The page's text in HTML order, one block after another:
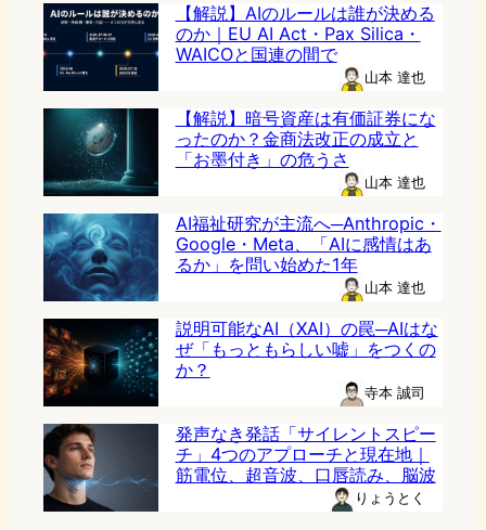
【解説】AIのルールは誰が決める
のか｜EU AI Act・Pax Silica・
WAICOと国連の間で
山本 達也
【解説】暗号資産は有価証券にな
ったのか？金商法改正の成立と
「お墨付き」の危うさ
山本 達也
AI福祉研究が主流へ─Anthropic・
Google・Meta、「AIに感情はあ
るか」を問い始めた1年
山本 達也
説明可能なAI（XAI）の罠─AIはな
ぜ「もっともらしい嘘」をつくの
か？
寺本 誠司
発声なき発話「サイレントスピー
チ」4つのアプローチと現在地｜
筋電位、超音波、口唇読み、脳波
りょうとく